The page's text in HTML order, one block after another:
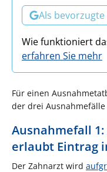
Als
Wie funktioniert
erfahren Sie mehr
Für einen
der drei Ausnahmefälle
Ausnahmefall
erlaubt Eintrag
Der Zahnarzt wird